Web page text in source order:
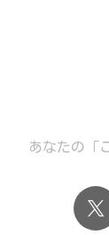
あなたの「